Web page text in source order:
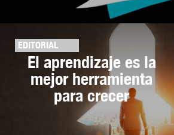
EDITORIAL
El aprendizaje es la
mejor herramienta
para crecer